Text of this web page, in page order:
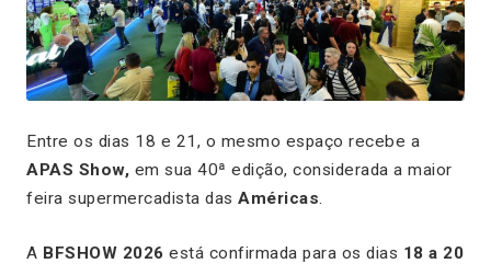
Entre os dias 18 e 21, o mesmo espaço recebe a
APAS Show, em sua 40ª edição, considerada a maior
feira supermercadista das Américas.
A BFSHOW 2026 está confirmada para os dias 18 a 20